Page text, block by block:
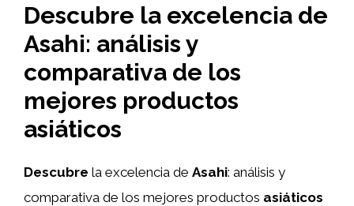
Descubre la excelencia de
Asahi: análisis y
comparativa de los
mejores productos
asiáticos
Descubre la excelencia de Asahi: análisis y
comparativa de los mejores productos asiáticos